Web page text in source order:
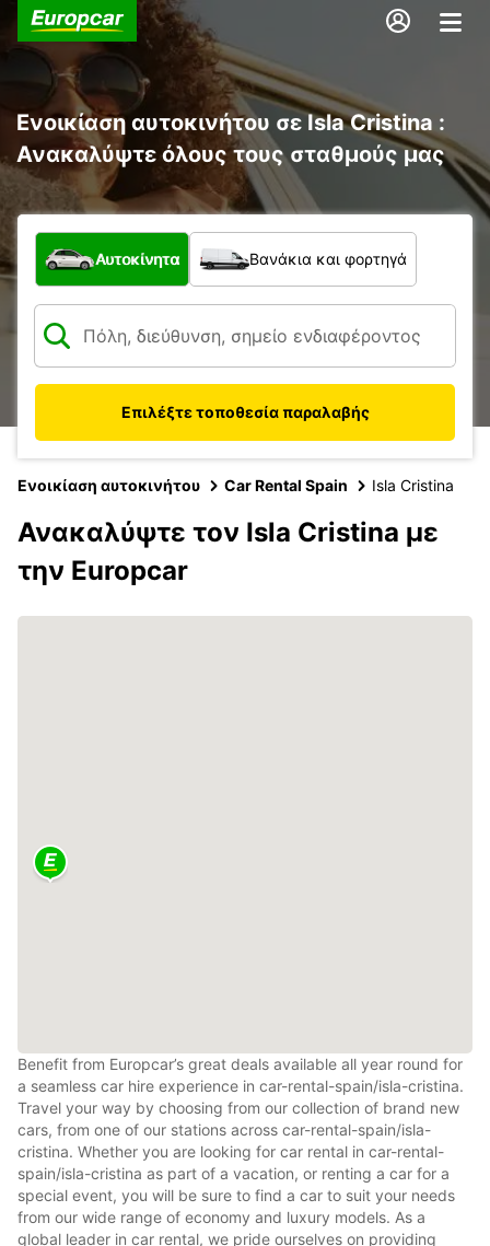
Ενοικίαση αυτοκινήτου σε Isla Cristina :
Ανακαλύψτε όλους τους σταθμούς μας
Τι τύπος οχήματος;
Αυτοκίνητα Βανάκια και φορτηγά
Επιλέξτε τοποθεσία παραλαβής
Ενοικίαση αυτοκινήτου Car Rental Spain Isla Cristina
Ανακαλύψτε τον Isla Cristina με
την Europcar
Benefit from Europcar’s great deals available all year round for
a seamless car hire experience in car-rental-spain/isla-cristina.
Travel your way by choosing from our collection of brand new
cars, from one of our stations across car-rental-spain/isla-
cristina. Whether you are looking for car rental in car-rental-
spain/isla-cristina as part of a vacation, or renting a car for a
special event, you will be sure to find a car to suit your needs
from our wide range of economy and luxury models. As a
global leader in car rental, we pride ourselves on providing